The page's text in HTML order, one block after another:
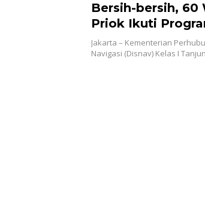
Bersih-bersih, 60
Priok Ikuti
Jakarta – Kementerian
Navigasi (Disnav) Kelas I